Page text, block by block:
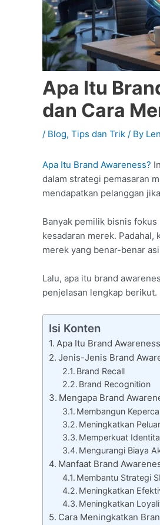
Apa Itu
dan Cara
/ Blog, Tips dan Trik / By
Apa Itu Brand Awareness?
dalam strategi pemasaran
mendapatkan pelanggan
Banyak pemilik bisnis
kesadaran merek.
merek yang benar-benar
Lalu, apa itu brand
penjelasan lengkap berikut.
Isi Konten
Apa Itu Brand
Jenis-Jenis Brand
Brand Recall
Brand Recognition
Mengapa Brand
Membangun
Meningkatkan
Memperkuat
Mengurangi Biaya
Manfaat Brand
Membantu Strategi
Meningkatkan
Meningkatkan
Cara Meningkatkan